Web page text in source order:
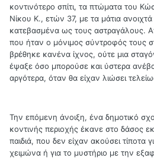
κοντινότερο σπίτι, τα πτώματα του
Νίκου Κ., ετών 37, με τα μάτια
κατεβασμένα ως τους αστραγάλους.
που ήταν ο μόνιμος σύντροφός τους
βρέθηκε κανένα ίχνος, ούτε μια
έψαξε όσο μπορούσε και ύστερα
αργότερα, όταν θα είχαν λιώσει
Την επόμενη άνοιξη, ένα δημοτικό
κοντινής περιοχής έκανε στο δάσος
παιδιά, που δεν είχαν ακούσει τίποτα
χειμώνα ή για το μυστήριο με την